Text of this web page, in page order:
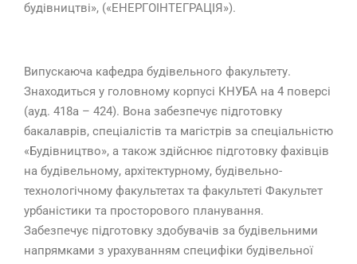
будівництві», («ЕНЕРГОІНТЕГРАЦІЯ»).
Випускаюча кафедра будівельного факультету.
Знаходиться у головному корпусі КНУБА на 4 поверсі
(ауд. 418а – 424). Вона забезпечує підготовку
бакалаврів, спеціалістів та магістрів за спеціальністю
«Будівництво», а також здійснює підготовку фахівців
на будівельному, архітектурному, будівельно-
технологічному факультетах та факультеті Факультет
урбаністики та просторового планування.
Забезпечує підготовку здобувачів за будівельними
напрямками з урахуванням специфіки будівельної